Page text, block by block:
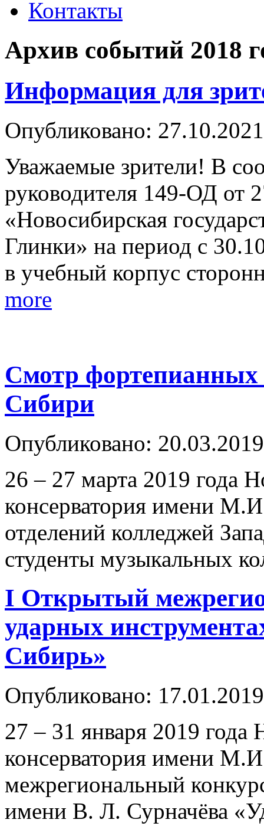
Контакты
Архив событий 2018
Информация для
Опубликовано: 27.10.2021
Уважаемые зрители! В
руководителя 149-ОД
«Новосибирская
Глинки» на период с
в учебный корпус
more
Смотр фортепианных
Сибири
Опубликовано: 20.03.2019
26 – 27 марта 2019 года
консерватория имени
отделений колледжей
студенты музыкальных
I Открытый
ударных
Сибирь»
Опубликовано: 17.01.2019
27 – 31 января 2019 года
консерватория имени
межрегиональный
имени В. Л. Сурначёва